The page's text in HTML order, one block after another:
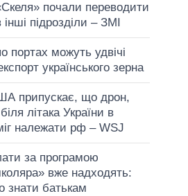
почали переводити
інші підрозділи – ЗМІ
портах можуть удвічі
українського зерна
припускає, що дрон,
літака України в
належати рф – WSJ
за програмою
вже надходять:
знати батькам